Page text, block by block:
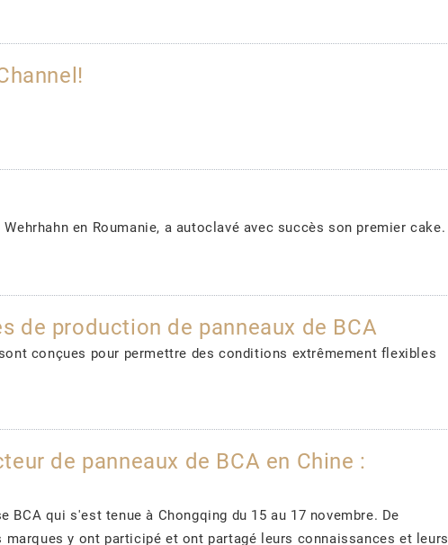
en Roumanie, a autoclavé avec succès son premier cake.
de production de panneaux de BCA
conçues pour permettre des conditions extrêmement flexibles
de panneaux de BCA en Chine :
qui s'est tenue à Chongqing du 15 au 17 novembre. De
y ont participé et ont partagé leurs connaissances et leurs